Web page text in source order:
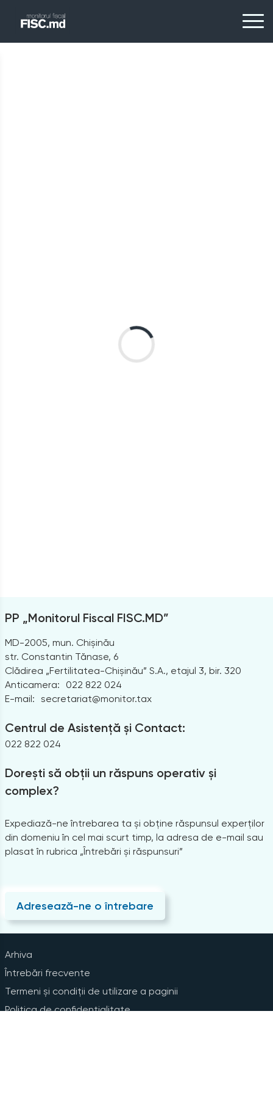
PP „Monitorul Fiscal FISC.MD”
MD-2005, mun. Chișinău
str. Constantin Tănase, 6
Clădirea „Fertilitatea-Chișinău” S.A., etajul 3, bir. 320
Anticamera:
022 822 024
E-mail: secretariat@monitor.tax
Centrul de Asistență și Contact:
022 822 024
Dorești să obții un răspuns operativ și
complex?
Expediază-ne întrebarea ta și obține răspunsul experților
din domeniu în cel mai scurt timp, la adresa de e-mail sau
plasat în rubrica „Întrebări și răspunsuri”
Adresează-ne o întrebare
Arhiva
Întrebări frecvente
Termeni și condiții de utilizare a paginii
Politica de confidențialitate